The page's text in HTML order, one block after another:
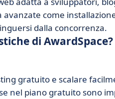
come
dalla concorrenza.
di AwardSpace?
gratuito e scalare
nel piano gratuito sono